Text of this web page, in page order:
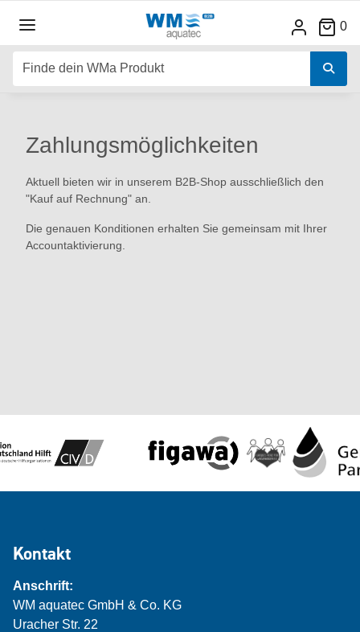
0
Zahlungsmöglichkeiten
Aktuell bieten wir in unserem B2B-Shop ausschließlich den
"Kauf auf Rechnung" an.
Die genauen Konditionen erhalten Sie gemeinsam mit Ihrer
Accountaktivierung.
Kontakt
Anschrift:
WM aquatec GmbH & Co. KG
Uracher Str. 22